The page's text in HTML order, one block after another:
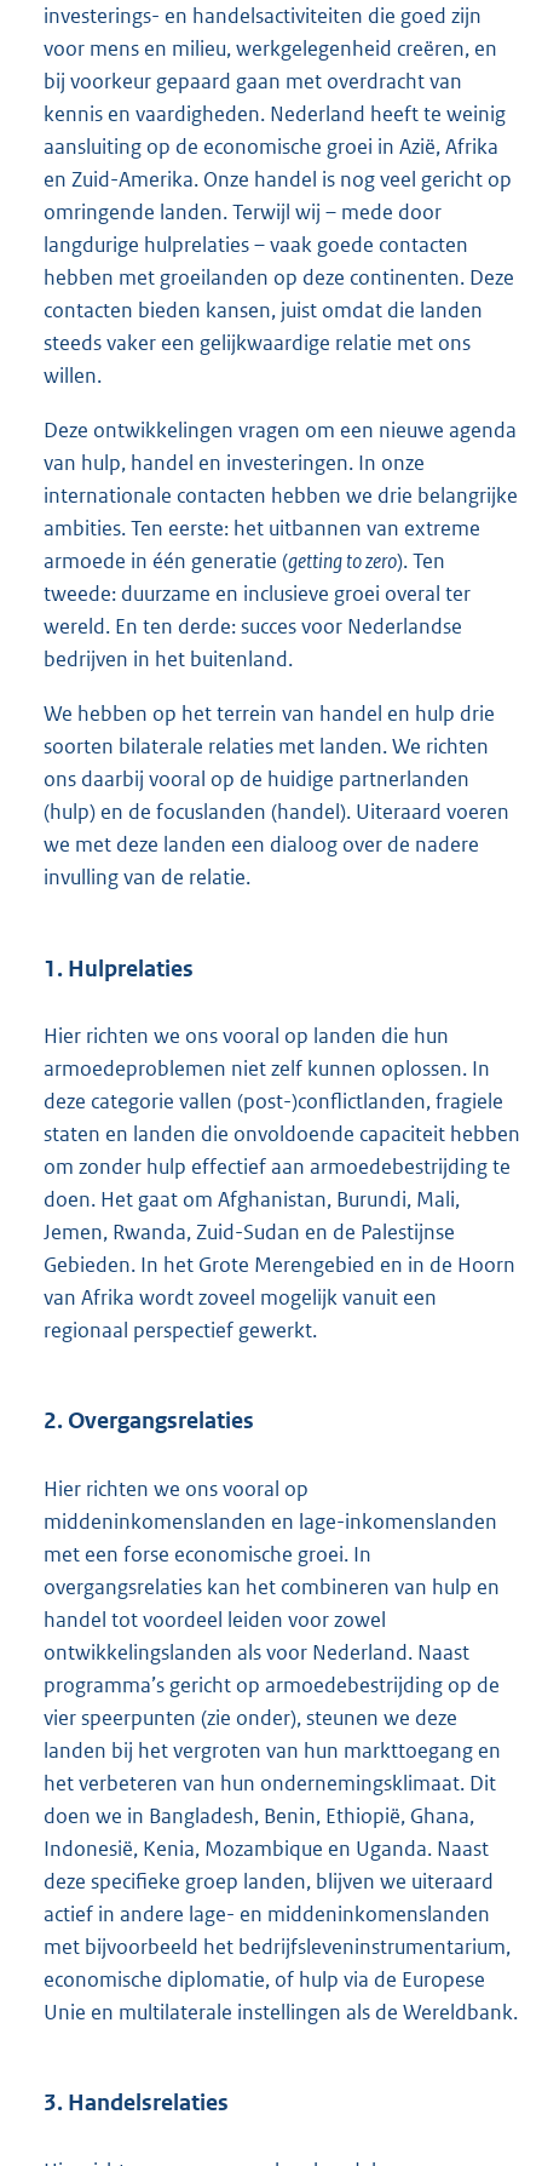
investerings- en handelsactiviteiten die goed zijn
voor mens en milieu, werkgelegenheid creëren, en
bij voorkeur gepaard gaan met overdracht van
kennis en vaardigheden. Nederland heeft te weinig
aansluiting op de economische groei in Azië, Afrika
en Zuid-Amerika. Onze handel is nog veel gericht op
omringende landen. Terwijl wij – mede door
langdurige hulprelaties – vaak goede contacten
hebben met groeilanden op deze continenten. Deze
contacten bieden kansen, juist omdat die landen
steeds vaker een gelijkwaardige relatie met ons
willen.
Deze ontwikkelingen vragen om een nieuwe agenda
van hulp, handel en investeringen. In onze
internationale contacten hebben we drie belangrijke
ambities. Ten eerste: het uitbannen van extreme
armoede in één generatie (getting to zero). Ten
tweede: duurzame en inclusieve groei overal ter
wereld. En ten derde: succes voor Nederlandse
bedrijven in het buitenland.
We hebben op het terrein van handel en hulp drie
soorten bilaterale relaties met landen. We richten
ons daarbij vooral op de huidige partnerlanden
(hulp) en de focuslanden (handel). Uiteraard voeren
we met deze landen een dialoog over de nadere
invulling van de relatie.
1. Hulprelaties
Hier richten we ons vooral op landen die hun
armoedeproblemen niet zelf kunnen oplossen. In
deze categorie vallen (post-)conflictlanden, fragiele
staten en landen die onvoldoende capaciteit hebben
om zonder hulp effectief aan armoedebestrijding te
doen. Het gaat om Afghanistan, Burundi, Mali,
Jemen, Rwanda, Zuid-Sudan en de Palestijnse
Gebieden. In het Grote Merengebied en in de Hoorn
van Afrika wordt zoveel mogelijk vanuit een
regionaal perspectief gewerkt.
2. Overgangsrelaties
Hier richten we ons vooral op
middeninkomenslanden en lage-inkomenslanden
met een forse economische groei. In
overgangsrelaties kan het combineren van hulp en
handel tot voordeel leiden voor zowel
ontwikkelingslanden als voor Nederland. Naast
programma’s gericht op armoedebestrijding op de
vier speerpunten (zie onder), steunen we deze
landen bij het vergroten van hun markttoegang en
het verbeteren van hun ondernemingsklimaat. Dit
doen we in Bangladesh, Benin, Ethiopië, Ghana,
Indonesië, Kenia, Mozambique en Uganda. Naast
deze specifieke groep landen, blijven we uiteraard
actief in andere lage- en middeninkomenslanden
met bijvoorbeeld het bedrijfsleveninstrumentarium,
economische diplomatie, of hulp via de Europese
Unie en multilaterale instellingen als de Wereldbank.
3. Handelsrelaties